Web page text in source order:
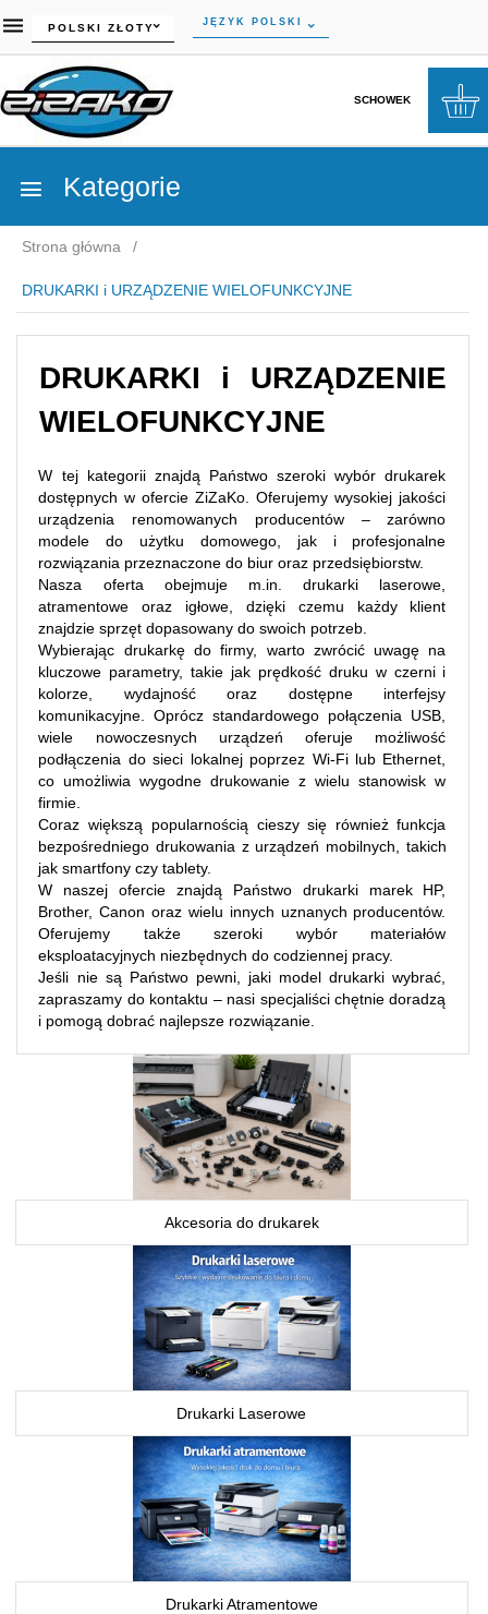
currency_h
POLSKI ZŁOTY JĘZYK POLSKI
SCHOWEK
Kategorie
Strona główna
DRUKARKI i URZĄDZENIE WIELOFUNKCYJNE
DRUKARKI i URZĄDZENIE
WIELOFUNKCYJNE
W tej kategorii znajdą Państwo szeroki wybór drukarek
dostępnych w ofercie ZiZaKo. Oferujemy wysokiej jakości
urządzenia renomowanych producentów – zarówno
modele do użytku domowego, jak i profesjonalne
rozwiązania przeznaczone do biur oraz przedsiębiorstw.
Nasza oferta obejmuje m.in. drukarki laserowe,
atramentowe oraz igłowe, dzięki czemu każdy klient
znajdzie sprzęt dopasowany do swoich potrzeb.
Wybierając drukarkę do firmy, warto zwrócić uwagę na
kluczowe parametry, takie jak prędkość druku w czerni i
kolorze, wydajność oraz dostępne interfejsy
komunikacyjne. Oprócz standardowego połączenia USB,
wiele nowoczesnych urządzeń oferuje możliwość
podłączenia do sieci lokalnej poprzez Wi-Fi lub Ethernet,
co umożliwia wygodne drukowanie z wielu stanowisk w
firmie.
Coraz większą popularnością cieszy się również funkcja
bezpośredniego drukowania z urządzeń mobilnych, takich
jak smartfony czy tablety.
W naszej ofercie znajdą Państwo drukarki marek HP,
Brother, Canon oraz wielu innych uznanych producentów.
Oferujemy także szeroki wybór materiałów
eksploatacyjnych niezbędnych do codziennej pracy.
Jeśli nie są Państwo pewni, jaki model drukarki wybrać,
zapraszamy do kontaktu – nasi specjaliści chętnie doradzą
i pomogą dobrać najlepsze rozwiązanie.
Akcesoria do drukarek
Drukarki Laserowe
Drukarki Atramentowe